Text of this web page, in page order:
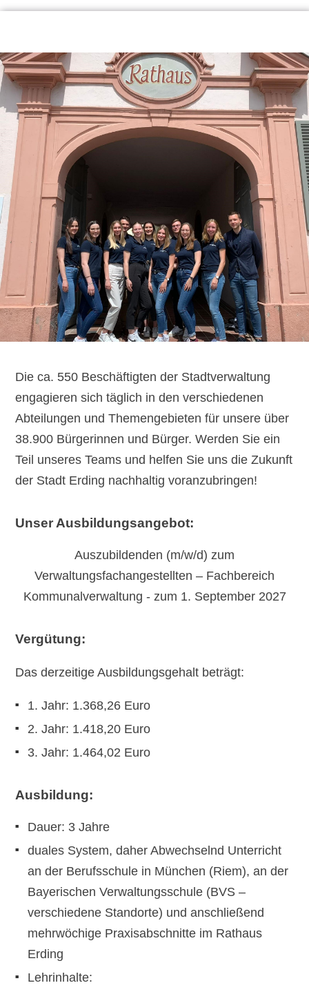
Die ca. 550 Beschäftigten der Stadtverwaltung
engagieren sich täglich in den verschiedenen
Abteilungen und Themengebieten für unsere über
38.900 Bürgerinnen und Bürger. Werden Sie ein
Teil unseres Teams und helfen Sie uns die Zukunft
der Stadt Erding nachhaltig voranzubringen!
Unser Ausbildungsangebot:
Auszubildenden (m/w/d) zum
Verwaltungsfachangestellten – Fachbereich
Kommunalverwaltung - zum 1. September 2027
Vergütung:
Das derzeitige Ausbildungsgehalt beträgt:
1. Jahr: 1.368,26 Euro
2. Jahr: 1.418,20 Euro
3. Jahr: 1.464,02 Euro
Ausbildung:
Dauer: 3 Jahre
duales System, daher Abwechselnd Unterricht
an der Berufsschule in München (Riem), an der
Bayerischen Verwaltungsschule (BVS –
verschiedene Standorte) und anschließend
mehrwöchige Praxisabschnitte im Rathaus
Erding
Lehrinhalte: